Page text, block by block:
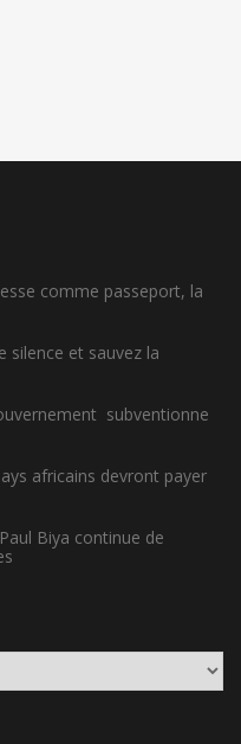
comme passeport, la
silence et sauvez la
subventionne
africains devront payer
Biya continue de